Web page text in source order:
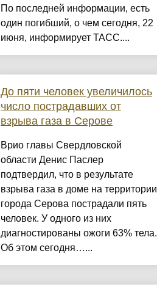
По последней информации, есть
один погибший, о чем сегодня, 22
июня, информирует ТАСС....
До пяти человек увеличилось
число пострадавших от
взрыва газа в Серове
Врио главы Свердловской
области Денис Паслер
подтвердил, что в результате
взрыва газа в доме на территории
города Серова пострадали пять
человек. У одного из них
диагностированы ожоги 63% тела.
Об этом сегодня…...